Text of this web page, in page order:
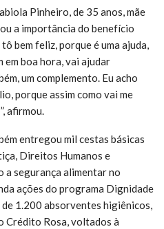
Pinheiro, de 35 anos, mãe
a importância do benefício
bem feliz, porque é uma ajuda,
em boa hora, vai ajudar
um complemento. Eu acho
porque assim como vai me
afirmou.
entregou mil cestas básicas
Direitos Humanos e
a segurança alimentar no
ações do programa Dignidade
1.200 absorventes higiênicos,
Crédito Rosa, voltados à